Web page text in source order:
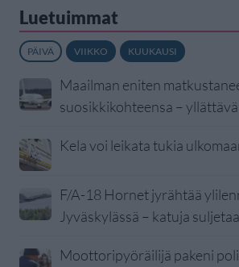
Luetuimmat
PÄIVÄ VIIKKO KUUKAUSI
Maailman eniten
suosikkikohteensa –
Kela voi leikata tukia
F/A-18 Hornet jyrähtää
Jyväskylässä – katuja
Moottoripyöräilijä pakeni